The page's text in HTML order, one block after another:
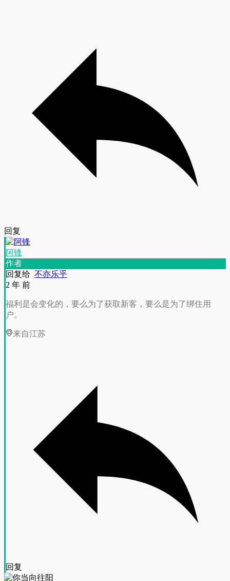
回复
阿锋
作者
回复给 不亦乐乎
2 年 前
福利是会变化的，要么为了获取新客，要么是为了绑住用
户。
来自江苏
回复